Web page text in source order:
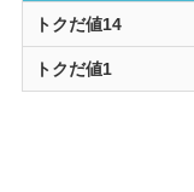
トクだ値14
トクだ値1